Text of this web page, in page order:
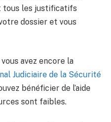
tous les justificatifs
dossier et vous
avez encore la
Judiciaire de la Sécurité
bénéficier de l’aide
sont faibles.